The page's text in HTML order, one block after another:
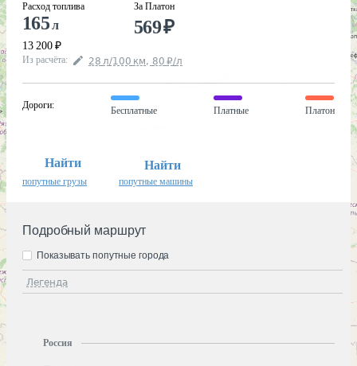
Расход топлива
165л
13 200 ₽
За Платон
569₽
Из расчёта: 28 л/100 км, 80 ₽/л
Дороги:
Бесплатные Платные Платон
Найти
попутные грузы
Найти
попутные машины
Подробный маршрут
Легенда
Показывать попутные города
Россия